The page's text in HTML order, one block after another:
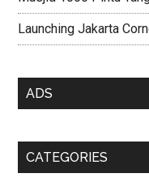
Launching Jakarta
ADS
CATEGORIES